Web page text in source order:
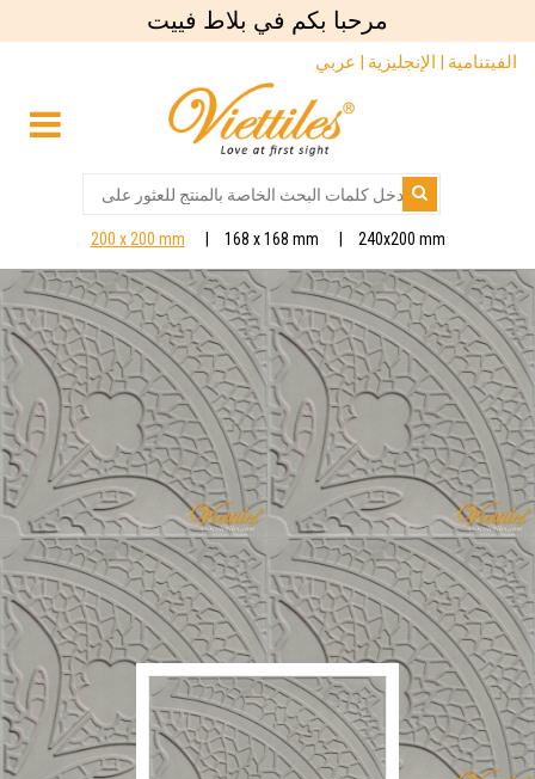
مرحبا بكم في بلاط فييت
الفيتنامية | الإنجليزية | عربي
200 x 200 mm 168 x 168 mm 240x200 mm